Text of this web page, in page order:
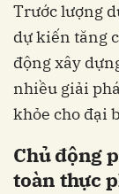
Trước lượng
dự kiến tăng
động xây
nhiều giải
khỏe cho đại
Chủ động
toàn thực